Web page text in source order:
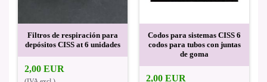
Filtros de respiración para
depósitos CISS at 6 unidades
2,00 EUR
Codos para sistemas CISS 6
codos para tubos con juntas
de goma
2,00 EUR